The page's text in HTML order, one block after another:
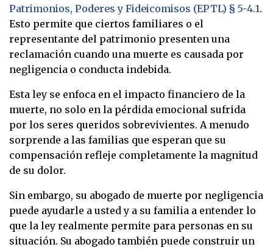
Patrimonios, Poderes y Fideicomisos (EPTL) § 5-4.1.
Esto permite que ciertos familiares o el
representante del patrimonio presenten una
reclamación cuando una muerte es causada por
negligencia o conducta indebida.
Esta ley se enfoca en el impacto financiero de la
muerte, no solo en la pérdida emocional sufrida
por los seres queridos sobrevivientes. A menudo
sorprende a las familias que esperan que su
compensación refleje completamente la magnitud
de su dolor.
Sin embargo, su abogado de muerte por negligencia
puede ayudarle a usted y a su familia a entender lo
que la ley realmente permite para personas en su
situación. Su abogado también puede construir un